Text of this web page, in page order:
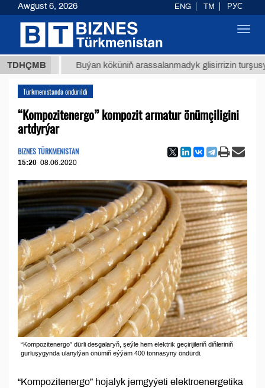
TDHÇMBBuýan köküniň arassalanmadyk glisirrizin turşusy (t.)
Türkmenistanda öndürildi
“Kompozitenergo” kompozit armatur önümçiligini
artdyrýar
BIZNES TÜRKMENISTAN
15:20 08.06.2020
“Kompozitenergo” dürli desgalaryň, şeýle hem elektrik geçirijileriň diňleriniň
gurluşygynda ulanylýan önümiň eýýäm 400 tonnasyny öndürdi.
“Kompozitenergo” hojalyk jemgyýeti elektroenergetika
Awgust 6, 2026 ENG TM РУС